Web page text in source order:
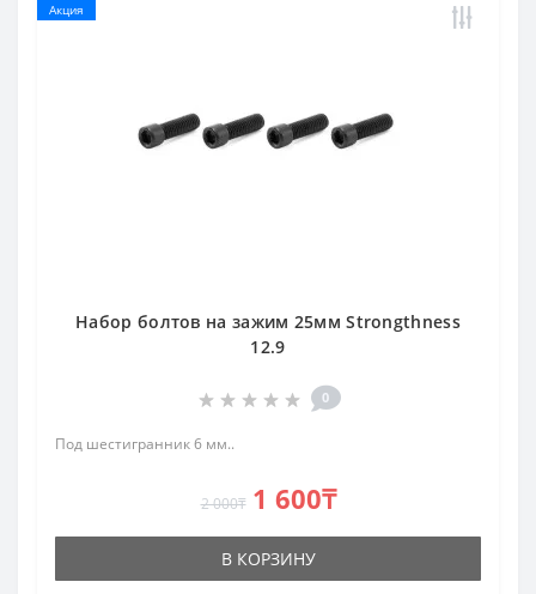
Акция
Набор болтов на зажим 25мм Strongthness
12.9
0
Под шестигранник 6 мм..
2 000₸ 1 600₸
В КОРЗИНУ